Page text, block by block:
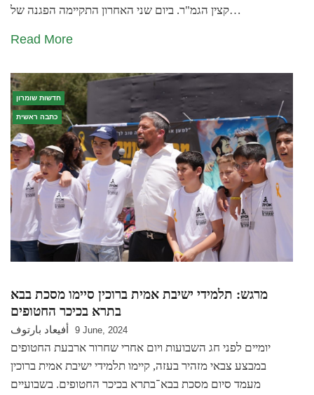
קצין הגמ"ר. ביום שני האחרון התקיימה הפגנה של…
Read More
חדשות שומרון
כתבה ראשית
מרגש: תלמידי ישיבת אמית ברוכין סיימו מסכת בבא
בתרא בכיכר החטופים
أفيعاد بارتوف 9 June, 2024
יומיים לפני חג השבועות ויום אחרי שחרור ארבעת החטופים
במבצע צבאי מזהיר בעזה, קיימו תלמידי ישיבת אמית ברוכין
מעמד סיום מסכת בבא־בתרא בכיכר החטופים. בשבועיים